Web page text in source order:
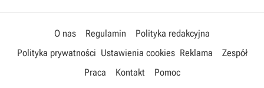
O nas Regulamin
Polityka redakcyjna
Polityka prywatności Ustawienia cookies Reklama
Zespół
Praca
Kontakt Pomoc